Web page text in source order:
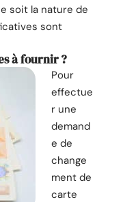
soit la nature de
sont
à fournir ?
Pour
effectue
r une
demand
e de
change
ment de
carte